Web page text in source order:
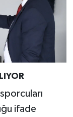
ifade